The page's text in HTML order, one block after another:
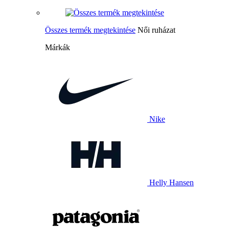
Összes termék megtekintése Női ruházat
Márkák
Nike
Helly Hansen